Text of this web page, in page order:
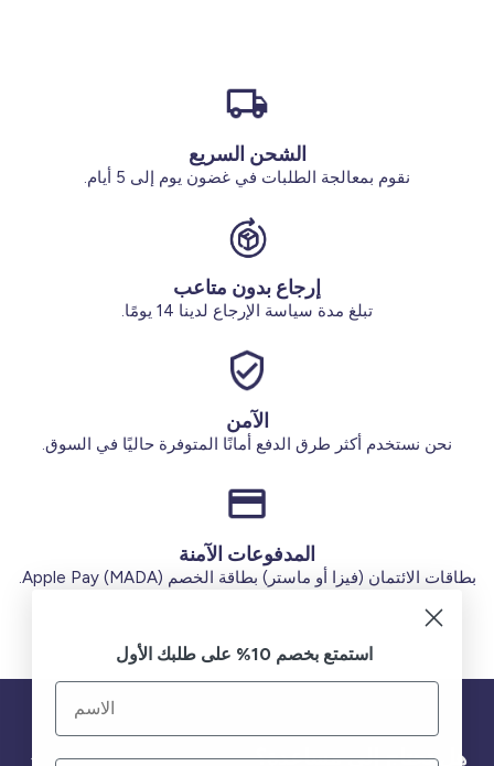
النساء ملابس بمقاسات كبيرة
الجوارب والجوارب الضيقة
الأكثر مبيعا لدينا
تسجيل الدخول
الشحن السريع
نقوم بمعالجة الطلبات في غضون يوم إلى 5 أيام.
إرجاع بدون متاعب
تبلغ مدة سياسة الإرجاع لدينا 14 يومًا.
الآمن
نحن نستخدم أكثر طرق الدفع أمانًا المتوفرة حاليًا في السوق.
المدفوعات الآمنة
بطاقات الائتمان (فيزا أو ماستر) بطاقة الخصم (MADA) Apple Pay.
هل تحتاج إلى مساعدة؟
استمتع بخصم 10% على طلبك الأول